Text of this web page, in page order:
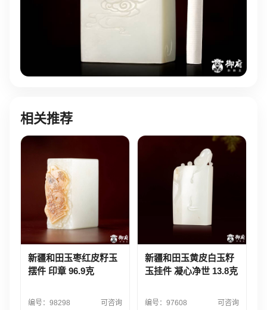
相关推荐
新疆和田玉枣红皮籽玉
摆件 印章 96.9克
编号：98298 可咨询
新疆和田玉黄皮白玉籽
玉挂件 凝心净世 13.8克
编号：97608 可咨询